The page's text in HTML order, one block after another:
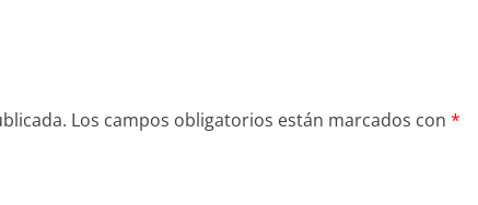
Los campos obligatorios están marcados con *